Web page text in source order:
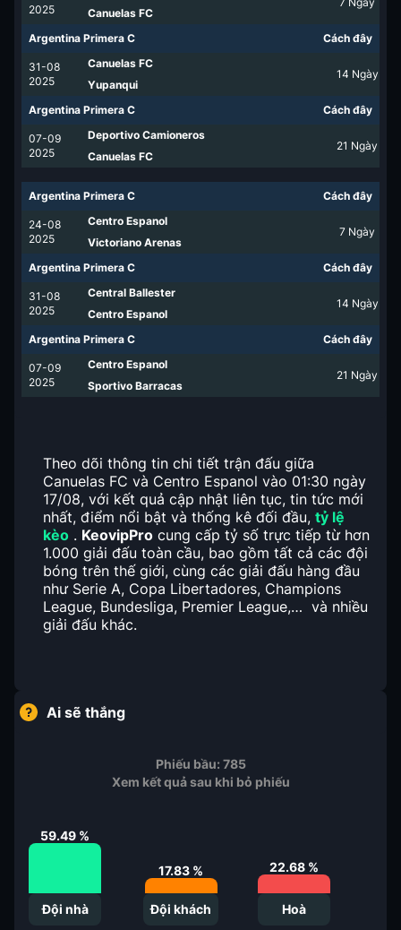
2025
Canuelas FC
Argentina Primera C Cách đây
31-08
2025
Canuelas FC
Yupanqui
14 Ngày
Argentina Primera C Cách đây
07-09
2025
Deportivo Camioneros
Canuelas FC
21 Ngày
Argentina Primera C Cách đây
24-08
2025
Centro Espanol
Victoriano Arenas
7 Ngày
Argentina Primera C Cách đây
31-08
2025
Central Ballester
Centro Espanol
14 Ngày
Argentina Primera C Cách đây
07-09
2025
Centro Espanol
Sportivo Barracas
21 Ngày
Theo dõi thông tin chi tiết trận đấu giữa
Canuelas FC và Centro Espanol vào 01:30 ngày
17/08, với kết quả cập nhật liên tục, tin tức mới
nhất, điểm nổi bật và thống kê đối đầu, tỷ lệ
kèo . KeovipPro cung cấp tỷ số trực tiếp từ hơn
1.000 giải đấu toàn cầu, bao gồm tất cả các đội
bóng trên thế giới, cùng các giải đấu hàng đầu
như Serie A, Copa Libertadores, Champions
League, Bundesliga, Premier League,… và nhiều
giải đấu khác.
Ai sẽ thắng
Phiếu bầu: 785
Xem kết quả sau khi bỏ phiếu
59.49 %
Đội nhà
17.83 %
Đội khách
22.68 %
Hoà